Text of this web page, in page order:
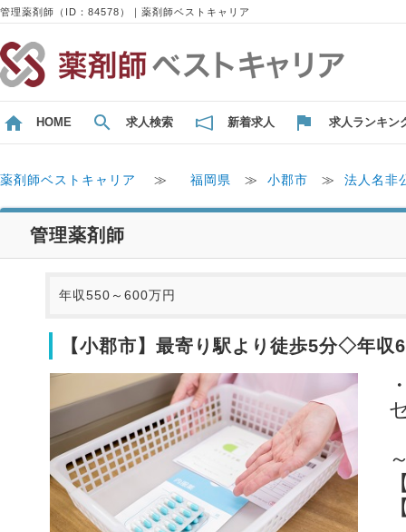
管理薬剤師（ID：84578）｜薬剤師ベストキャリア
HOME 求人検索 新着求人 求人ランキン
薬剤師ベストキャリア ≫ 福岡県 ≫ 小郡市 ≫ 法人名非
管理薬剤師
年収550～600万円
【小郡市】最寄り駅より徒歩5分◇年